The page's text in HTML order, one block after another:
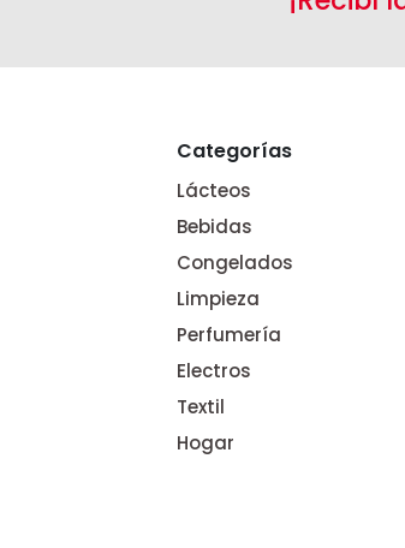
Categorías
Lácteos
Bebidas
Congelados
Limpieza
Perfumería
Electros
Textil
Hogar